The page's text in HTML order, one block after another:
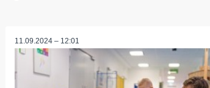
11.09.2024 – 12:01